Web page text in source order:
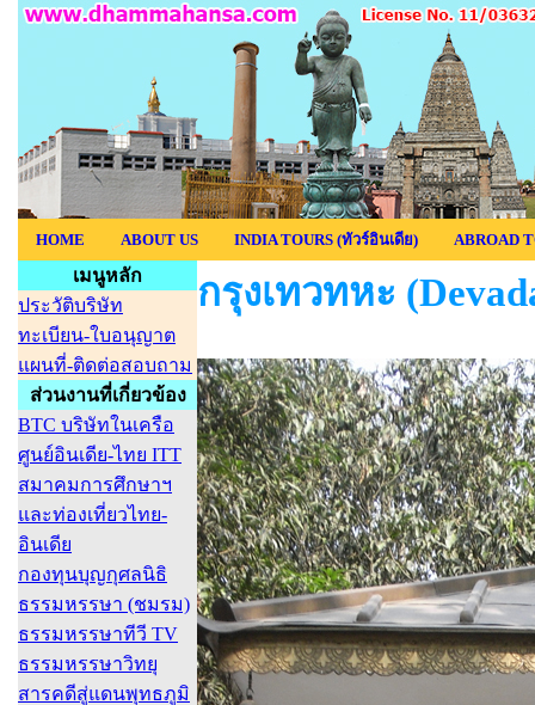
HOME ABOUT US INDIA TOURS (ทัวร์อินเดีย) ABROAD
เมนูหลัก
ประวัติบริษัท
ทะเบียน-ใบอนุญาต
แผนที่-ติดต่อสอบถาม
ส่วนงานที่เกี่ยวข้อง
BTC บริษัทในเครือ
ศูนย์อินเดีย-ไทย ITT
สมาคมการศึกษาฯ
และท่องเที่ยวไทย-
อินเดีย
กองทุนบุญกุศลนิธิ
ธรรมหรรษา (ชมรม)
ธรรมหรรษาทีวี TV
ธรรมหรรษาวิทยุ
สารคดีสู่แดนพุทธภูมิ
กรุงเทวทหะ